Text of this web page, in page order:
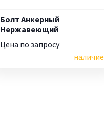
Болт Анкерный
Нержавеющий
Цена по запросу
наличие